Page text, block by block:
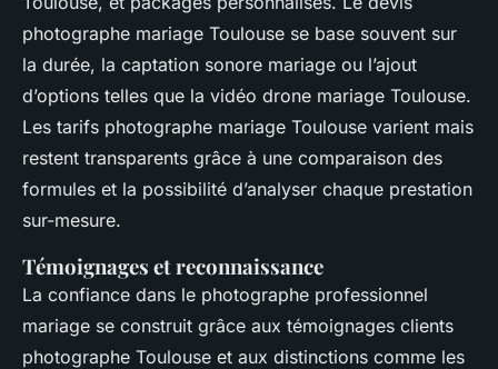
photographe mariage Toulouse se base souvent sur
la durée, la captation sonore mariage ou l’ajout
d’options telles que la vidéo drone mariage Toulouse.
Les tarifs photographe mariage Toulouse varient mais
restent transparents grâce à une comparaison des
formules et la possibilité d’analyser chaque prestation
sur-mesure.
Témoignages et reconnaissance
La confiance dans le photographe professionnel
mariage se construit grâce aux témoignages clients
photographe Toulouse et aux distinctions comme les